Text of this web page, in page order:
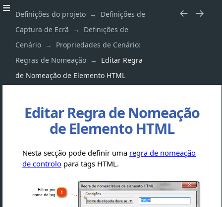
Definições do projeto
Definições de
Captura de Ecrã
Definições de
Cenário
Propriedades de Cenário:
Regras de Nomeação
Editar Regra
de Nomeação de Elemento HTML
Editar Regra de Nomeação
de Elemento HTML
Nesta secção pode definir uma regra de nomeação
de controlo para tags HTML.